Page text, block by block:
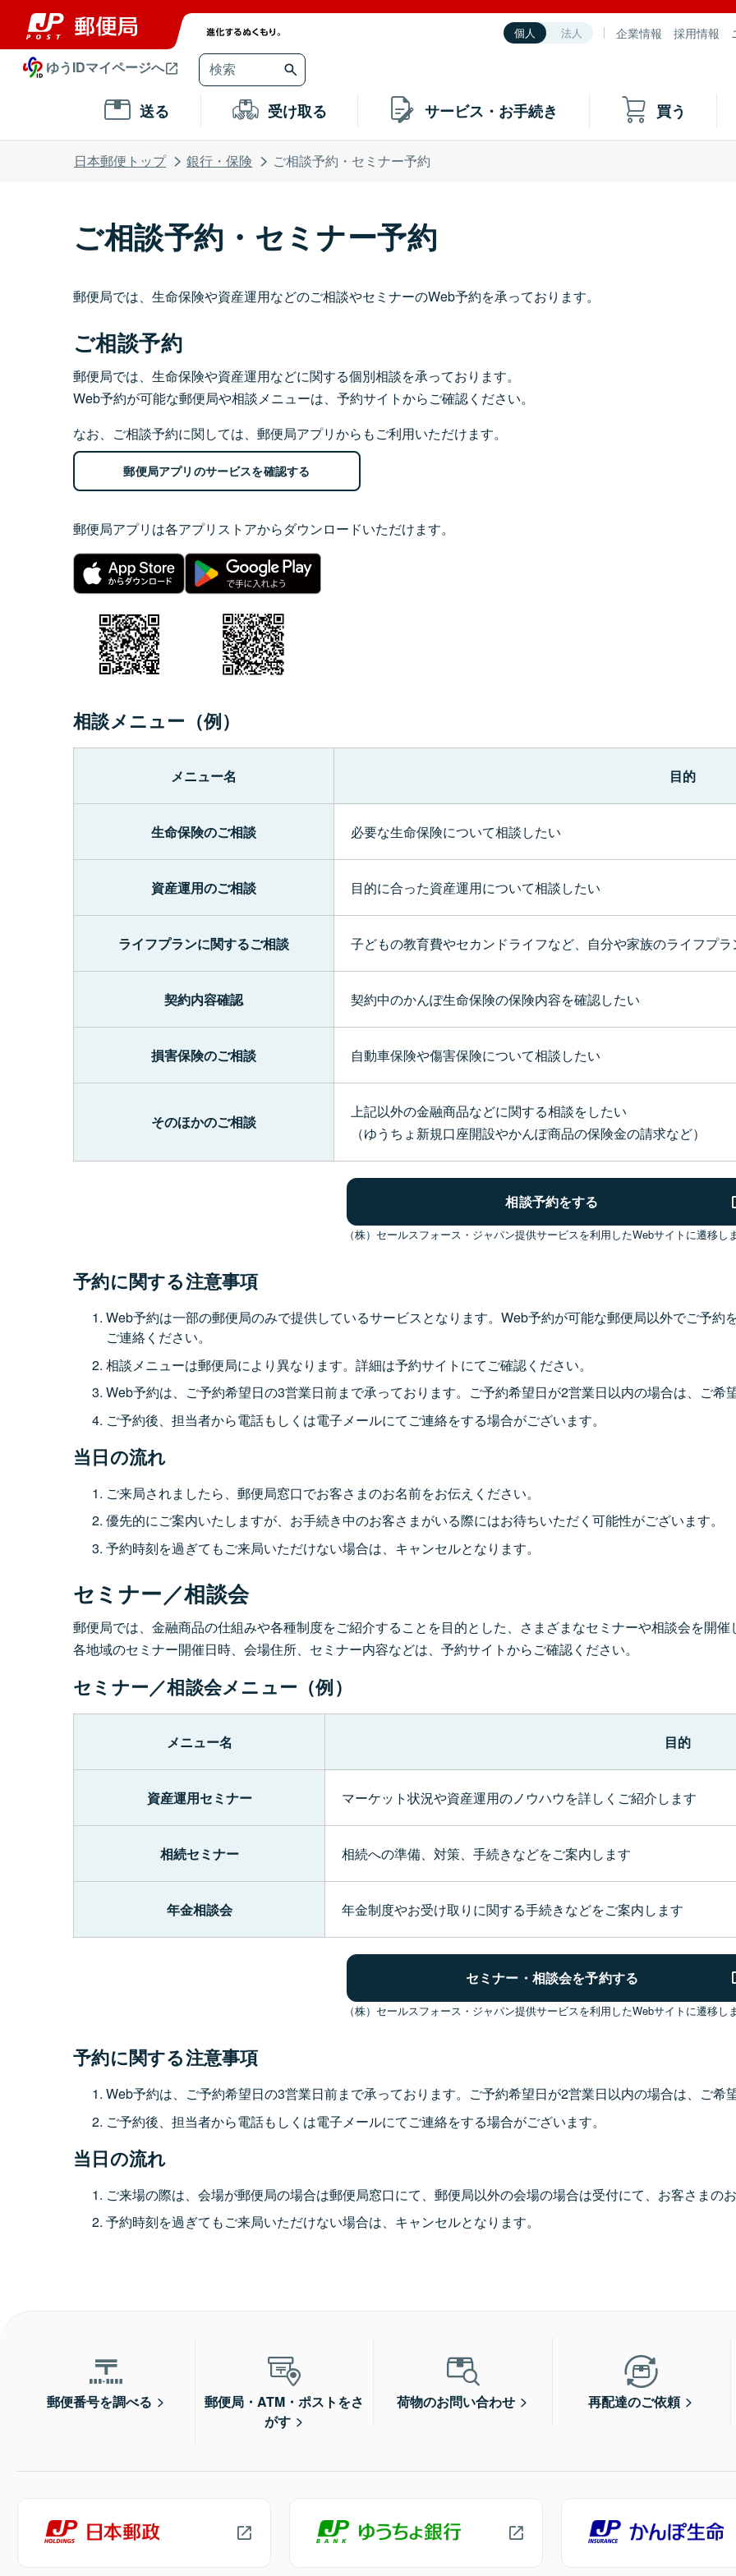
個人 法人 企業情報 採用情報
ゆうIDマイページへ
送る 受け取る サービス・お手続き 買う
日本郵便トップ 銀行・保険 ご相談予約・セミナー予約
ご相談予約・セミナー予約
郵便局では、生命保険や資産運用などのご相談やセミナーのWeb予約を承っております。
ご相談予約
郵便局では、生命保険や資産運用などに関する個別相談を承っております。
Web予約が可能な郵便局や相談メニューは、予約サイトからご確認ください。
なお、ご相談予約に関しては、郵便局アプリからもご利用いただけます。
郵便局アプリのサービスを確認する
郵便局アプリは各アプリストアからダウンロードいただけます。
相談メニュー（例）
メニュー名 目的
生命保険のご相談 必要な生命保険について相談したい
資産運用のご相談 目的に合った資産運用について相談したい
ライフプランに関するご相談 子どもの教育費やセカンドライフなど、自分や家族のライフプ
契約内容確認 契約中のかんぽ生命保険の保険内容を確認したい
損害保険のご相談 自動車保険や傷害保険について相談したい
そのほかのご相談
上記以外の金融商品などに関する相談をしたい
（ゆうちょ新規口座開設やかんぽ商品の保険金の請求など）
相談予約をする
（株）セールスフォース・ジャパン提供サービスを利用したWebサイトに遷移しま
予約に関する注意事項
Web予約は一部の郵便局のみで提供しているサービスとなります。Web予約が可能な郵便局以外でご予約
ご連絡ください。
相談メニューは郵便局により異なります。詳細は予約サイトにてご確認ください。
Web予約は、ご予約希望日の3営業日前まで承っております。ご予約希望日が2営業日以内の場合は、ご希
ご予約後、担当者から電話もしくは電子メールにてご連絡をする場合がございます。
当日の流れ
ご来局されましたら、郵便局窓口でお客さまのお名前をお伝えください。
優先的にご案内いたしますが、お手続き中のお客さまがいる際にはお待ちいただく可能性がございます。
予約時刻を過ぎてもご来局いただけない場合は、キャンセルとなります。
セミナー／相談会
郵便局では、金融商品の仕組みや各種制度をご紹介することを目的とした、さまざまなセミナーや相談会を開催
各地域のセミナー開催日時、会場住所、セミナー内容などは、予約サイトからご確認ください。
セミナー／相談会メニュー（例）
メニュー名 目的
資産運用セミナー マーケット状況や資産運用のノウハウを詳しくご紹介します
相続セミナー 相続への準備、対策、手続きなどをご案内します
年金相談会 年金制度やお受け取りに関する手続きなどをご案内します
セミナー・相談会を予約する
（株）セールスフォース・ジャパン提供サービスを利用したWebサイトに遷移しま
予約に関する注意事項
Web予約は、ご予約希望日の3営業日前まで承っております。ご予約希望日が2営業日以内の場合は、ご希
ご予約後、担当者から電話もしくは電子メールにてご連絡をする場合がございます。
当日の流れ
ご来場の際は、会場が郵便局の場合は郵便局窓口にて、郵便局以外の会場の場合は受付にて、お客さまの
予約時刻を過ぎてもご来局いただけない場合は、キャンセルとなります。
郵便番号を調べる
郵便局・ATM・ポストをさ
がす
荷物のお問い合わせ 再配達のご依頼